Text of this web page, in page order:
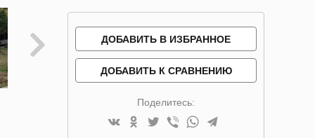
ДОБАВИТЬ В ИЗБРАННОЕ
ДОБАВИТЬ К СРАВНЕНИЮ
Поделитесь: